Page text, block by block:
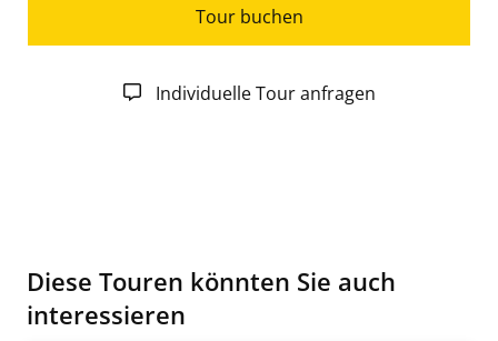
Tour buchen
Individuelle Tour anfragen
Diese Touren könnten Sie auch
interessieren